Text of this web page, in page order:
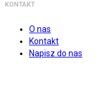
KONTAKT
O nas
Kontakt
Napisz do nas